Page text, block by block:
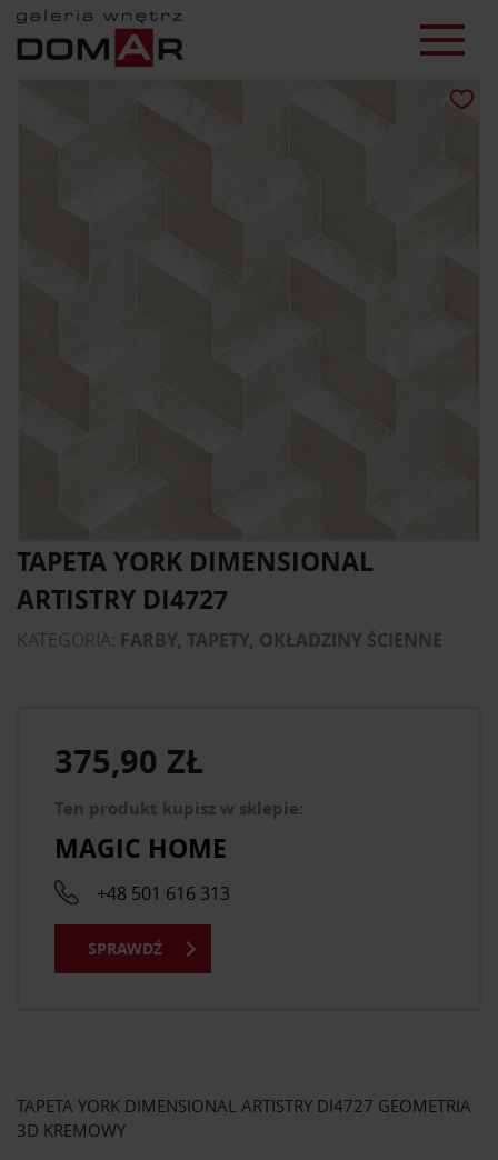
TAPETA YORK DIMENSIONAL
ARTISTRY DI4727
KATEGORIA: FARBY, TAPETY, OKŁADZINY ŚCIENNE
TAPETA YORK DIMENSIONAL ARTISTRY DI4727 GEOMETRIA
3D KREMOWY
375,90 ZŁ
Ten produkt kupisz w sklepie:
MAGIC HOME
+48 501 616 313
SPRAWDŹ